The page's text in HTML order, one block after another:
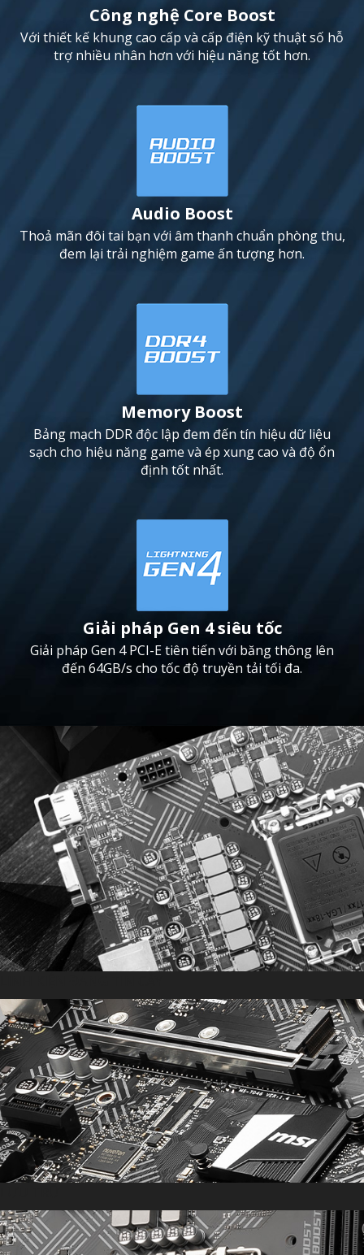
Công nghệ Core Boost
Với thiết kế khung cao cấp và cấp điện kỹ thuật số hỗ
trợ nhiều nhân hơn với hiệu năng tốt hơn.
Audio Boost
Thoả mãn đôi tai bạn với âm thanh chuẩn phòng thu,
đem lại trải nghiệm game ấn tượng hơn.
Memory Boost
Bảng mạch DDR độc lập đem đến tín hiệu dữ liệu
sạch cho hiệu năng game và ép xung cao và độ ổn
định tốt nhất.
Giải pháp Gen 4 siêu tốc
Giải pháp Gen 4 PCI-E tiên tiến với băng thông lên
đến 64GB/s cho tốc độ truyền tải tối đa.